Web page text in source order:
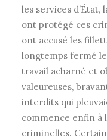
les services d’État,
ont protégé ces
ont accusé les
longtemps fermé
travail acharné et
valeureuses,
interdits qui
commence enfin à
criminelles.